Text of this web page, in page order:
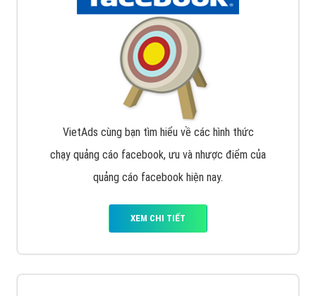
VietAds cùng bạn tìm hiểu về các hình thức
chạy quảng cáo facebook, ưu và nhược điểm của
quảng cáo facebook hiện nay.
XEM CHI TIẾT